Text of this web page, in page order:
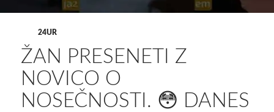
24UR
ŽAN PRESENETI Z
NOVICO O
NOSEČNOSTI. 😳 DANES